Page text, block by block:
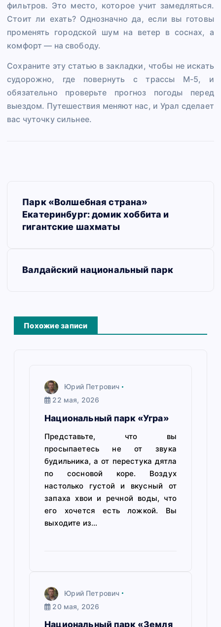
фильтров. Это место, которое учит замедляться.
Стоит ли ехать? Однозначно да, если вы готовы
променять городской шум на ветер в соснах, а
комфорт — на свободу.
Сохраните эту статью в закладки, чтобы не искать
судорожно, где повернуть с трассы М-5, и
обязательно проверьте прогноз погоды перед
выездом. Путешествия меняют нас, и Урал сделает
вас чуточку сильнее.
и
я
Парк «Волшебная страна»
Екатеринбург: домик хоббита и
гигантские шахматы
Валдайский национальный парк
Похожие записи
Юрий Петрович
22 мая, 2026
Национальный парк «Угра»
Представьте, что вы
просыпаетесь не от звука
будильника, а от перестука дятла
по сосновой коре. Воздух
настолько густой и вкусный от
запаха хвои и речной воды, что
его хочется есть ложкой. Вы
выходите из…
Юрий Петрович
20 мая, 2026
Национальный парк «Земля